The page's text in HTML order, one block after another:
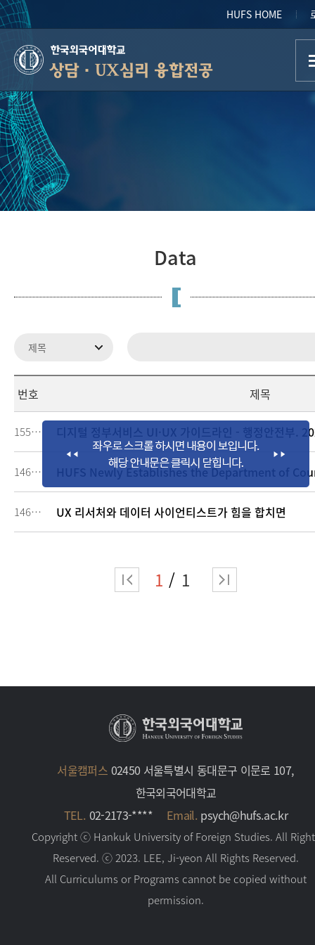
HUFS HOME
상담·UX심리 융합전공
Data
번호 제목
155646 디지털 정부서비스 UI·UX 가이드라인 - 행정안전부.
146624 HUFS Newly Establishes the Department of
146623 UX 리서처와 데이터 사이언티스트가 힘을 합치면
1 1
서울캠퍼스 02450 서울특별시 동대문구 이문로 107,
한국외국어대학교
TEL. 02-2173-**** Email. psych@hufs.ac.kr
Copyright ⓒ Hankuk University of Foreign Studies. All
Reserved. ⓒ 2023. LEE, Ji-yeon All Rights Reserved.
All Curriculums or Programs cannot be copied without
permission.